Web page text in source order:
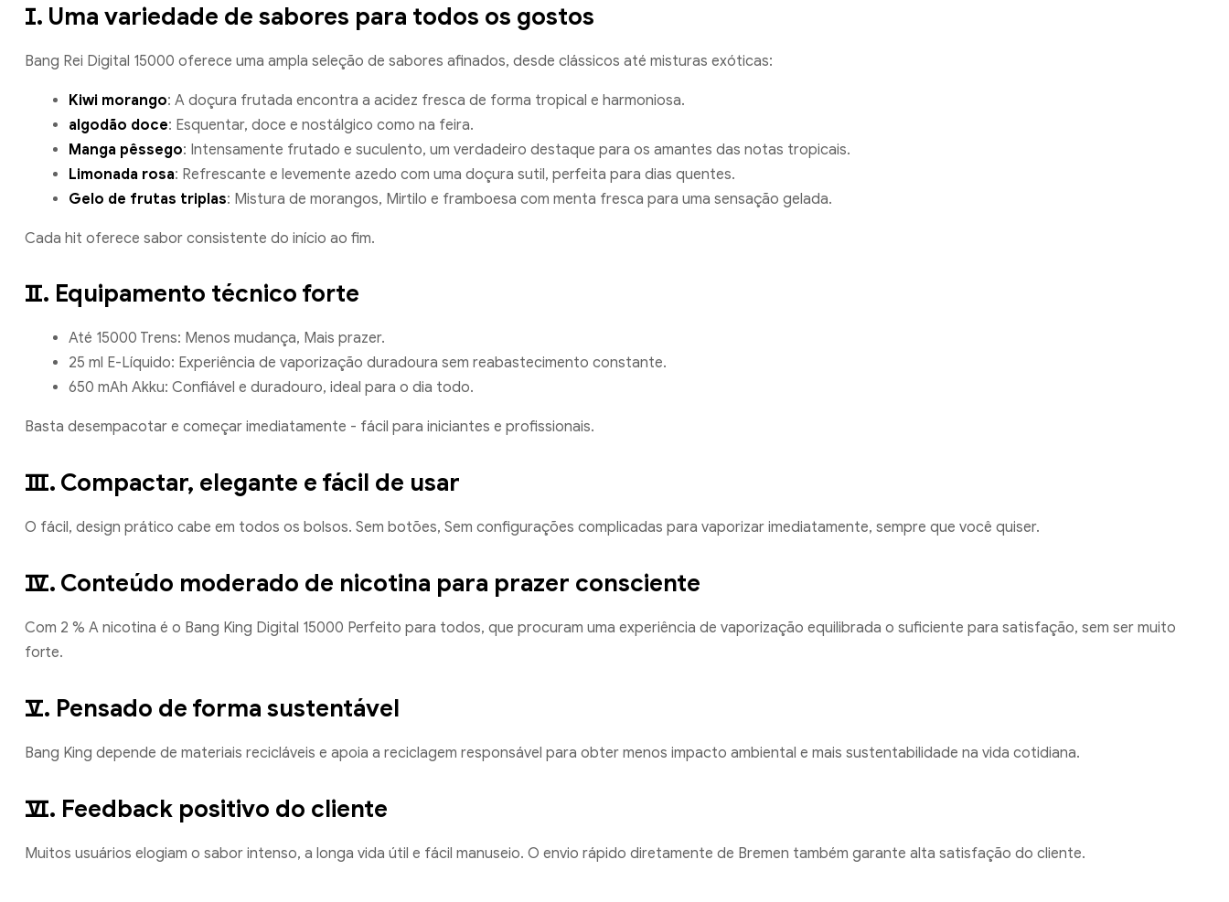
Ⅰ. Uma variedade de sabores para todos os gostos
Bang Rei Digital 15000 oferece uma ampla seleção de sabores afinados, desde clássicos até misturas exóticas:
Kiwi morango: A doçura frutada encontra a acidez fresca de forma tropical e harmoniosa.
algodão doce: Esquentar, doce e nostálgico como na feira.
Manga pêssego: Intensamente frutado e suculento, um verdadeiro destaque para os amantes das notas tropicais.
Limonada rosa: Refrescante e levemente azedo com uma doçura sutil, perfeita para dias quentes.
Gelo de frutas triplas: Mistura de morangos, Mirtilo e framboesa com menta fresca para uma sensação gelada.
Cada hit oferece sabor consistente do início ao fim.
Ⅱ. Equipamento técnico forte
Até 15000 Trens: Menos mudança, Mais prazer.
25 ml E-Líquido: Experiência de vaporização duradoura sem reabastecimento constante.
650 mAh Akku: Confiável e duradouro, ideal para o dia todo.
Basta desempacotar e começar imediatamente - fácil para iniciantes e profissionais.
Ⅲ. Compactar, elegante e fácil de usar
O fácil, design prático cabe em todos os bolsos. Sem botões, Sem configurações complicadas para vaporizar imediatamente, sempre que você quiser.
Ⅳ. Conteúdo moderado de nicotina para prazer consciente
Com 2 % A nicotina é o Bang King Digital 15000 Perfeito para todos, que procuram uma experiência de vaporização equilibrada o suficiente para satisfação, sem ser muito
forte.
Ⅴ. Pensado de forma sustentável
Bang King depende de materiais recicláveis ​​e apoia a reciclagem responsável para obter menos impacto ambiental e mais sustentabilidade na vida cotidiana.
Ⅵ. Feedback positivo do cliente
Muitos usuários elogiam o sabor intenso, a longa vida útil e fácil manuseio. O envio rápido diretamente de Bremen também garante alta satisfação do cliente.